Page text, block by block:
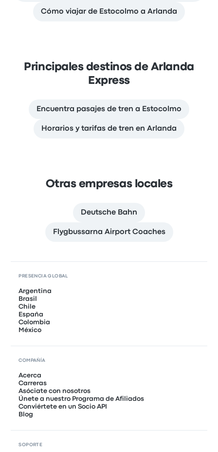
Cómo viajar de Estocolmo a Arlanda
Principales destinos de Arlanda
Express
Encuentra pasajes de tren a Estocolmo
Horarios y tarifas de tren en Arlanda
Otras empresas locales
Deutsche Bahn
Flygbussarna Airport Coaches
PRESENCIA GLOBAL
Argentina
Brasil
Chile
España
Colombia
México
COMPAÑÍA
Acerca
Carreras
Asóciate con nosotros
Únete a nuestro Programa de Afiliados
Conviértete en un Socio API
Blog
SOPORTE